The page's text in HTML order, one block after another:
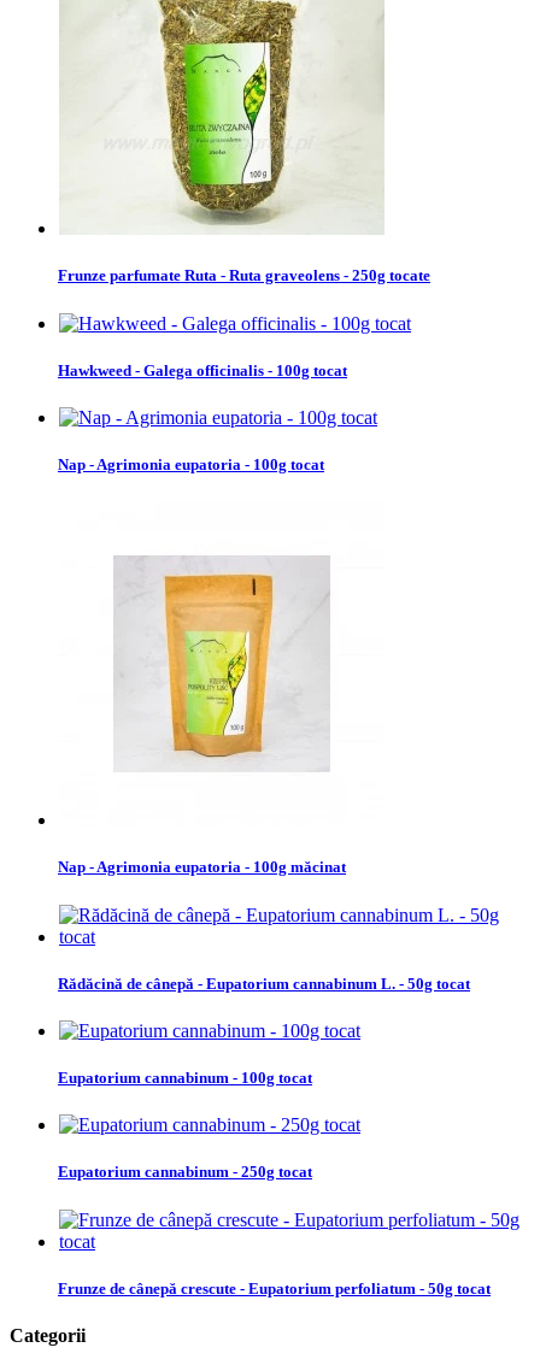
Frunze parfumate Ruta - Ruta graveolens - 250g tocate
Hawkweed - Galega officinalis - 100g tocat
Nap - Agrimonia eupatoria - 100g tocat
Nap - Agrimonia eupatoria - 100g măcinat
Rădăcină de cânepă - Eupatorium cannabinum L. - 50g tocat
Eupatorium cannabinum - 100g tocat
Eupatorium cannabinum - 250g tocat
Frunze de cânepă crescute - Eupatorium perfoliatum - 50g tocat
Categorii